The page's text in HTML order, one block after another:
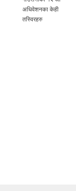
अधिवेशनका केही
तस्विरहरु